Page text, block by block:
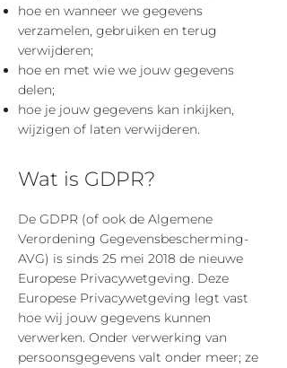
hoe en wanneer we gegevens
verzamelen, gebruiken en terug
verwijderen;
hoe en met wie we jouw gegevens
delen;
hoe je jouw gegevens kan inkijken,
wijzigen of laten verwijderen.
Wat is GDPR?
De GDPR (of ook de Algemene
Verordening Gegevensbescherming-
AVG) is sinds 25 mei 2018 de nieuwe
Europese Privacywetgeving. Deze
Europese Privacywetgeving legt vast
hoe wij jouw gegevens kunnen
verwerken. Onder verwerking van
persoonsgegevens valt onder meer; ze